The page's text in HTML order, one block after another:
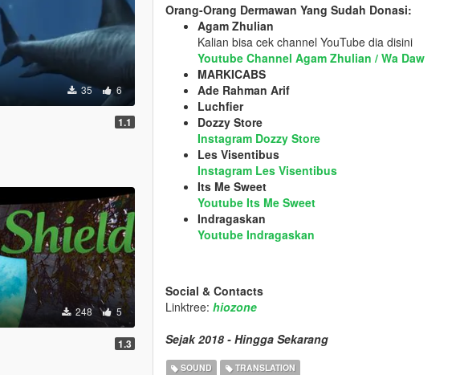
35 6
1.1
248 5
1.3
Orang-Orang Dermawan Yang Sudah Donasi:
Agam Zhulian
Kalian bisa cek channel YouTube dia disini
Youtube Channel Agam Zhulian / Wa Daw
MARKICABS
Ade Rahman Arif
Luchfier
Dozzy Store
Instagram Dozzy Store
Les Visentibus
Instagram Les Visentibus
Its Me Sweet
Youtube Its Me Sweet
Indragaskan
Youtube Indragaskan
Social & Contacts
Linktree: hiozone
Sejak 2018 - Hingga Sekarang
SOUND TRANSLATION